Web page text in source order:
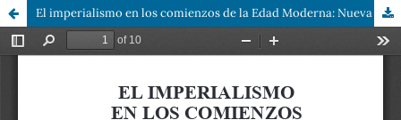
El imperialismo en los comienzos de la Edad Moderna: Nueva España y las Filipinas